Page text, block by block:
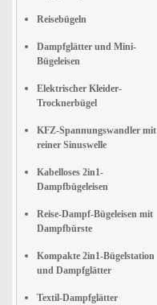
Reisebügeln
Dampfglätter und Mini-
Bügeleisen
Elektrischer Kleider-
Trocknerbügel
KFZ-Spannungswandler mit
reiner Sinuswelle
Kabelloses 2in1-
Dampfbügeleisen
Reise-Dampf-Bügeleisen mit
Dampfbürste
Kompakte 2in1-Bügelstation
und Dampfglätter
Textil-Dampfglätter